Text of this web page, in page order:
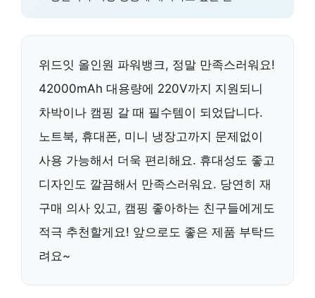
위드잇 올인원 파워뱅크, 정말 만족스러워요!
42000mAh 대용량에 220V까지 지원되니
차박이나 캠핑 갈 때 필수템이 되었답니다.
노트북, 휴대폰, 미니 냉장고까지 문제없이
사용 가능해서 더욱 편리해요. 휴대성도 좋고
디자인도 깔끔해서 만족스러워요. 당연히 재
구매 의사 있고, 캠핑 좋아하는 친구들에게도
적극 추천할게요! 앞으로도 좋은 제품 부탁드
려요~